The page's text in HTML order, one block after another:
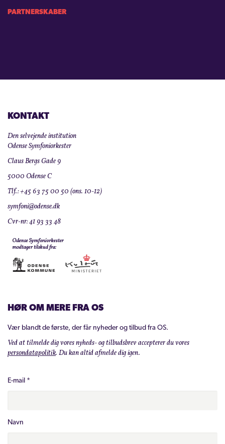
PARTNERSKABER
KONTAKT
Den selvejende institution
Odense Symfoniorkester
Claus Bergs Gade 9
5000 Odense C
Tlf.: +45 63 75 00 50 (ons. 10-12)
symfoni@odense.dk
Cvr-nr: 41 93 33 48
HØR OM MERE FRA OS
Vær blandt de første, der får nyheder og tilbud fra OS.
Ved at tilmelde dig vores nyheds- og tilbudsbrev accepterer du vores
persondatapolitik. Du kan altid afmelde dig igen.
E-mail *
Navn